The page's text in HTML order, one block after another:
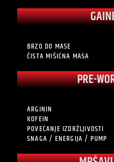
BRZO DO MASE
ČISTA MIŠIĆNA MASA
PRE-
ARGININ
KOFEIN
POVEĆANJE IZDRŽLJIVOSTI
SNAGA / ENERGIJA / PUMP